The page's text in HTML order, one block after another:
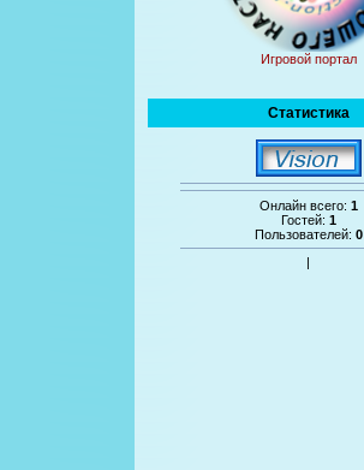
Игровой портал
Статистика
Онлайн всего: 1
Гостей: 1
Пользователей: 0